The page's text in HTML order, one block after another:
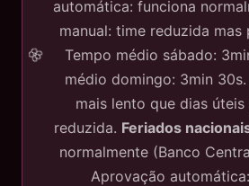
automática: funciona
manual: time reduzida mas
Tempo médio sábado:
médio domingo: 3min
mais lento que dias
reduzida. Feriados
normalmente (Banco
Aprovação